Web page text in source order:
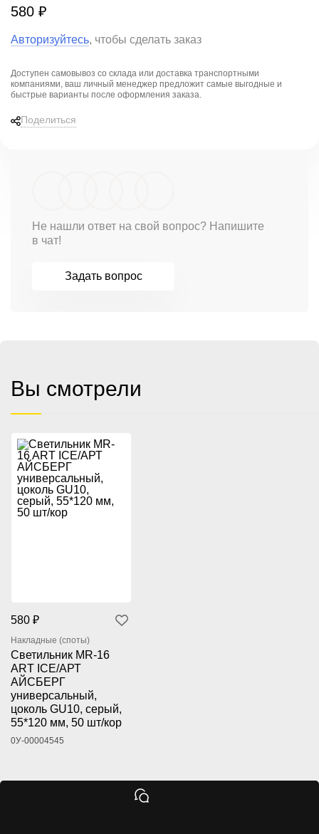
580 ₽
Авторизуйтесь, чтобы сделать заказ
Доступен самовывоз со склада или доставка транспортными
компаниями, ваш личный менеджер предложит самые выгодные и
быстрые варианты после оформления заказа.
Поделиться
Не нашли ответ на свой вопрос? Напишите
в чат!
Задать вопрос
Вы смотрели
580 ₽
Накладные (споты)
Светильник MR-16
ART ICE/АРТ
АЙСБЕРГ
универсальный,
цоколь GU10, серый,
55*120 мм, 50 шт/кор
0У-00004545